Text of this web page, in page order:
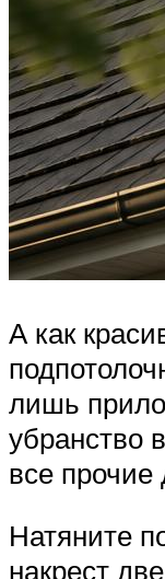
А как
лишь
убранство
все прочие
Натяните
накрест